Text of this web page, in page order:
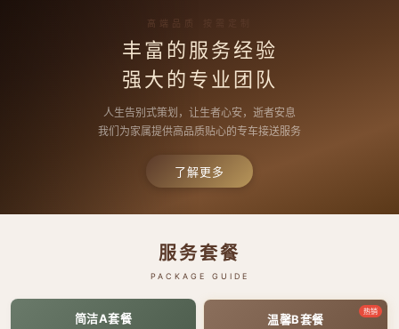
高端品质 按需定制
丰富的服务经验
强大的专业团队
人生告别式策划，让生者心安，逝者安息
我们为家属提供高品质贴心的专车接送服务
了解更多
服务套餐
PACKAGE GUIDE
简洁A套餐 热销
温馨B套餐